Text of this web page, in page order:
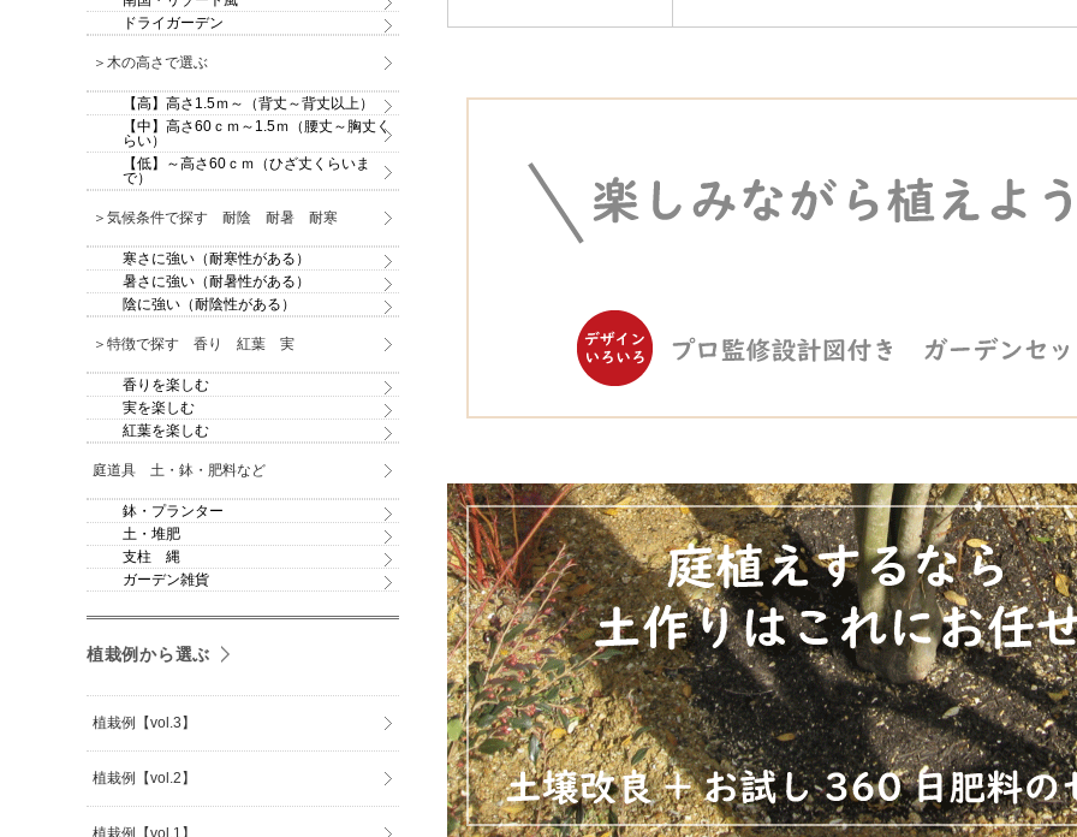
ドライガーデン
＞木の高さで選ぶ
【高】高さ1.5ｍ～（背丈～背丈以上）
【中】高さ60ｃｍ～1.5ｍ（腰丈～胸丈く
らい）
【低】～高さ60ｃｍ（ひざ丈くらいま
で）
＞気候条件で探す 耐陰 耐暑 耐寒
寒さに強い（耐寒性がある）
暑さに強い（耐暑性がある）
陰に強い（耐陰性がある）
＞特徴で探す 香り 紅葉 実
香りを楽しむ
実を楽しむ
紅葉を楽しむ
庭道具 土・鉢・肥料など
鉢・プランター
土・堆肥
支柱 縄
ガーデン雑貨
植栽例から選ぶ
植栽例【vol.3】
植栽例【vol.2】
植栽例【vol.1】